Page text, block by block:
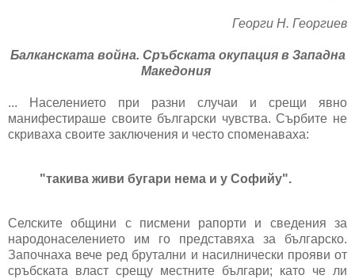
Георги Н. Георгиев
Балканската война. Сръбската окупация в Западна
Македония
... Населението при разни случаи и срещи явно
манифестираше своите български чувства. Сърбите не
скриваха своите заключения и често споменаваха:
"такива живи бугари нема и у Софийу".
Селските общини с писмени рапорти и сведения за
народонаселението им го представяха за българско.
Започнаха вече ред брутални и насилнически прояви от
сръбската власт срещу местните българи; като че ли